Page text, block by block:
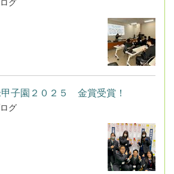
子園２０２５ 金賞受賞！
グ